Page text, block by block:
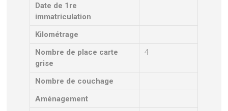
Date de 1re
immatriculation
Kilométrage
Nombre de place carte
grise
4
Nombre de couchage
Aménagement